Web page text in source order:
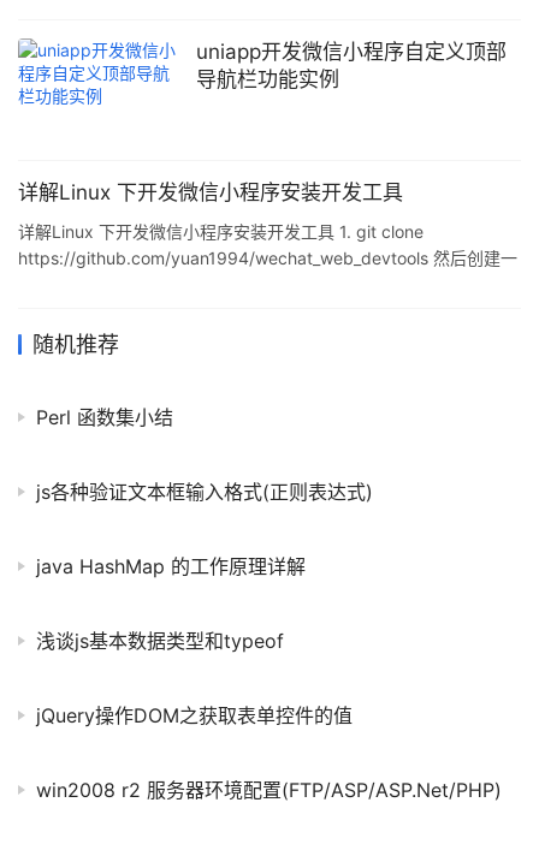
uniapp开发微信小程序自定义顶部
导航栏功能实例
详解Linux 下开发微信小程序安装开发工具
详解Linux 下开发微信小程序安装开发工具 1. git clone
https://github.com/yuan1994/wechat_web_devtools 然后创建一
root:root /opt/tencent/wechat_web_devtools 启动测试工具
随机推荐
Perl 函数集小结
js各种验证文本框输入格式(正则表达式)
java HashMap 的工作原理详解
浅谈js基本数据类型和typeof
jQuery操作DOM之获取表单控件的值
win2008 r2 服务器环境配置(FTP/ASP/ASP.Net/PHP)